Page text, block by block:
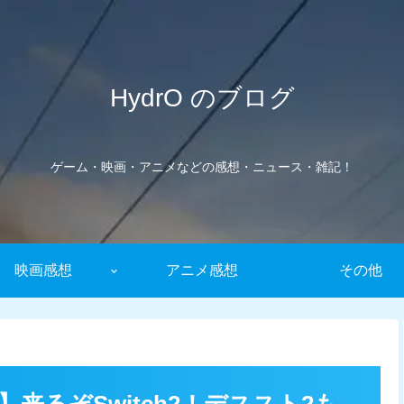
HydrO のブログ
ゲーム・映画・アニメなどの感想・ニュース・雑記！
映画感想 アニメ感想 その他